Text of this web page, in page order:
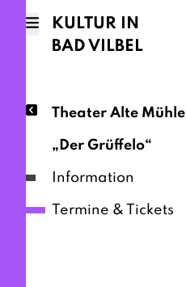
KULTUR IN
BAD VILBEL
Theater Alte Mühle
„Der Grüffelo“
Information
Termine & Tickets